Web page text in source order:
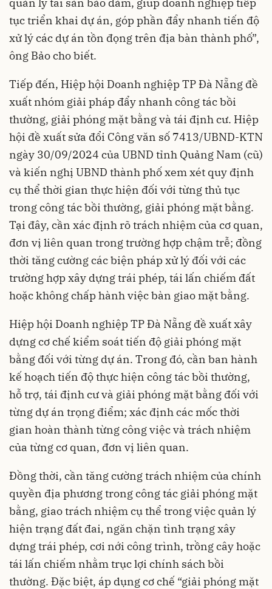
tục triển khai dự án, góp phần đẩy nhanh tiến độ
xử lý các dự án tồn đọng trên địa bàn thành phố”,
ông Bảo cho biết.
Tiếp đến, Hiệp hội Doanh nghiệp TP Đà Nẵng đề
xuất nhóm giải pháp đẩy nhanh công tác bồi
thường, giải phóng mặt bằng và tái định cư. Hiệp
hội đề xuất sửa đổi Công văn số 7413/UBND-KTN
ngày 30/09/2024 của UBND tỉnh Quảng Nam (cũ)
và kiến nghị UBND thành phố xem xét quy định
cụ thể thời gian thực hiện đối với từng thủ tục
trong công tác bồi thường, giải phóng mặt bằng.
Tại đây, cần xác định rõ trách nhiệm của cơ quan,
đơn vị liên quan trong trường hợp chậm trễ; đồng
thời tăng cường các biện pháp xử lý đối với các
trường hợp xây dựng trái phép, tái lấn chiếm đất
hoặc không chấp hành việc bàn giao mặt bằng.
Hiệp hội Doanh nghiệp TP Đà Nẵng đề xuất xây
dựng cơ chế kiểm soát tiến độ giải phóng mặt
bằng đối với từng dự án. Trong đó, cần ban hành
kế hoạch tiến độ thực hiện công tác bồi thường,
hỗ trợ, tái định cư và giải phóng mặt bằng đối với
từng dự án trọng điểm; xác định các mốc thời
gian hoàn thành từng công việc và trách nhiệm
của từng cơ quan, đơn vị liên quan.
Đồng thời, cần tăng cường trách nhiệm của chính
quyền địa phương trong công tác giải phóng mặt
bằng, giao trách nhiệm cụ thể trong việc quản lý
hiện trạng đất đai, ngăn chặn tình trạng xây
dựng trái phép, cơi nới công trình, trồng cây hoặc
tái lấn chiếm nhằm trục lợi chính sách bồi
thường. Đặc biệt, áp dụng cơ chế “giải phóng mặt